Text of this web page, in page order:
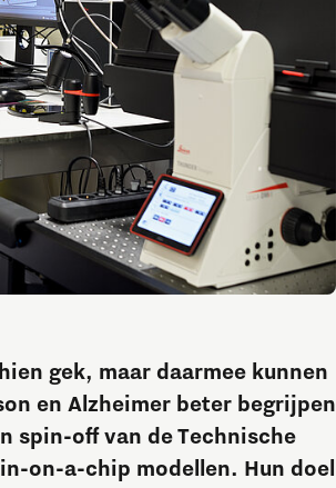
gek, maar daarmee kunnen
en Alzheimer beter begrijpen
spin-off van de Technische
on-a-chip modellen. Hun doel